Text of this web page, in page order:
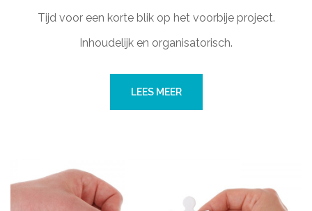
Tijd voor een korte blik op het voorbije project.
Inhoudelijk en organisatorisch.
LEES MEER